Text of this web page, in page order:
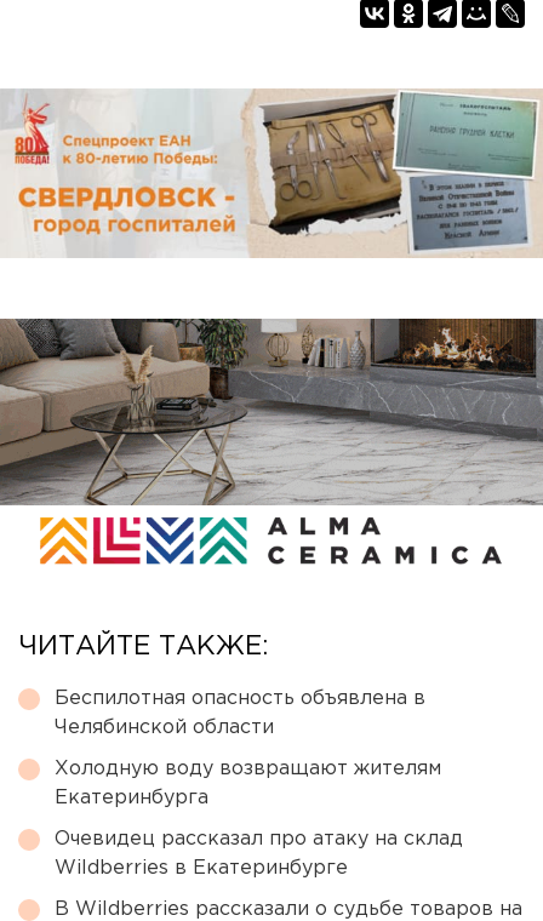
ЧИТАЙТЕ ТАКЖЕ:
Беспилотная опасность объявлена в
Челябинской области
Холодную воду возвращают жителям
Екатеринбурга
Очевидец рассказал про атаку на склад
Wildberries в Екатеринбурге
В Wildberries рассказали о судьбе товаров на